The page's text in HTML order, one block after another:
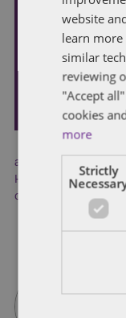
Son
antitrust law
Hakları
İşgücü
devleri
When Rules
website
learn
similar
reviewing
"Accept
cookies
more
Strictly